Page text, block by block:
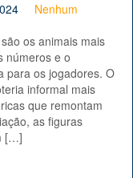
Nenhum
os animais mais
números e o
para os jogadores. O
informal mais
que remontam
as figuras
[…]